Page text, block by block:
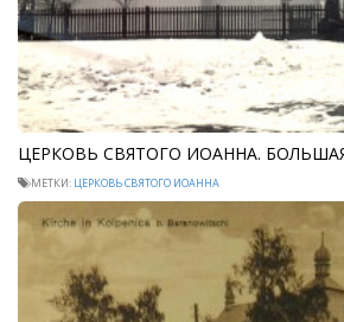
ЦЕРКОВЬ СВЯТОГО ИОАННА.
МЕТКИ: ЦЕРКОВЬ СВЯТОГО ИОАННА